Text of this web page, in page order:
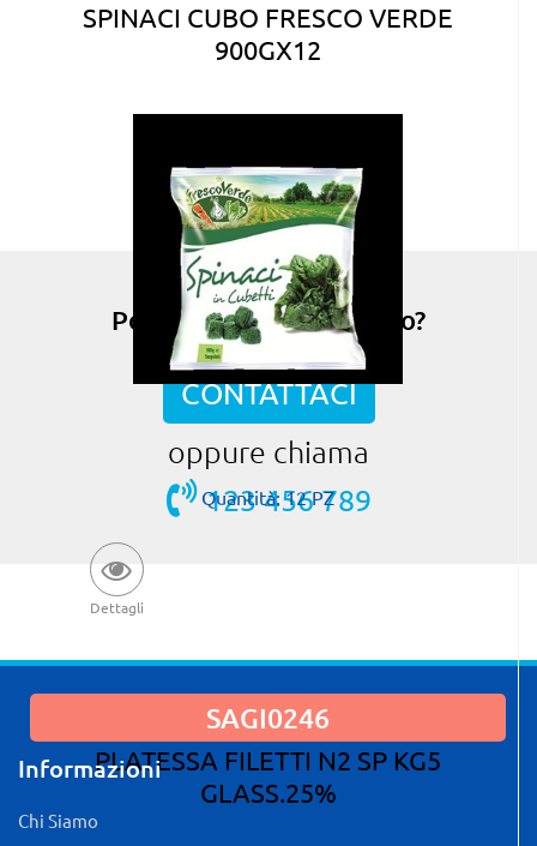
SPINACI CUBO FRESCO VERDE
900GX12
Quantità: 12 PZ
Dettagli
SAGI0246
PLATESSA FILETTI N2 SP KG5
GLASS.25%
Possiamo esserti di aiuto?
CONTATTACI
oppure chiama
123 456 789
Informazioni
Chi Siamo